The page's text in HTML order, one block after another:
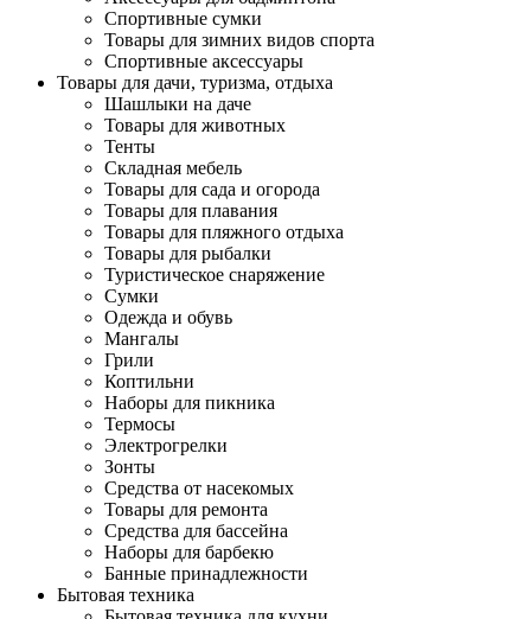
Спортивные сумки
Товары для зимних видов спорта
Спортивные аксессуары
Товары для дачи, туризма, отдыха
Шашлыки на даче
Товары для животных
Тенты
Складная мебель
Товары для сада и огорода
Товары для плавания
Товары для пляжного отдыха
Товары для рыбалки
Туристическое снаряжение
Сумки
Одежда и обувь
Мангалы
Грили
Коптильни
Наборы для пикника
Термосы
Электрогрелки
Зонты
Средства от насекомых
Товары для ремонта
Средства для бассейна
Наборы для барбекю
Банные принадлежности
Бытовая техника